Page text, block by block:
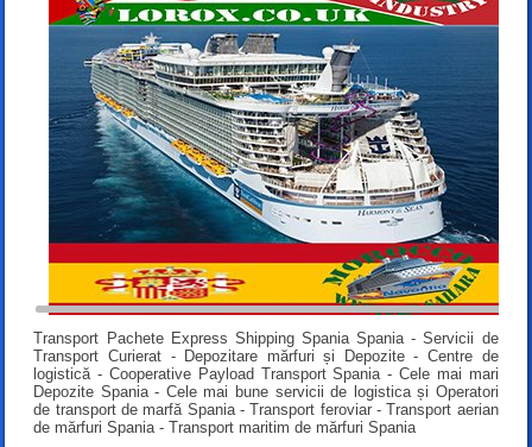
Transport Pachete Express Shipping Spania Spania - Servicii de
Transport Curierat - Depozitare mărfuri și Depozite - Centre de
logistică - Cooperative Payload Transport Spania - Cele mai mari
Depozite Spania - Cele mai bune servicii de logistica și Operatori
de transport de marfă Spania - Transport feroviar - Transport aerian
de mărfuri Spania - Transport maritim de mărfuri Spania